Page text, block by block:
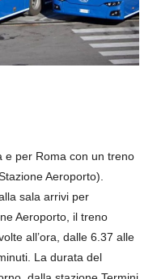
e per Roma con un treno
Aeroporto).
sala arrivi per
Aeroporto, il treno
all’ora, dalle 6.37 alle
La durata del